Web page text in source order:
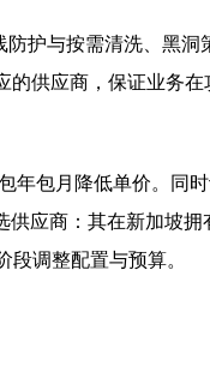
护与按需清洗、黑洞
供应商，保证业务在
包月降低单价。同
应商：其在新加坡
调整配置与预算。